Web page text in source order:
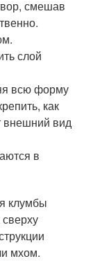
смешав
слой
всю форму
как
внешний вид
в
клумбы
мхом.